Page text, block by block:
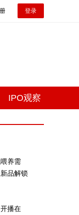
登录
IPO观察
养需
品解锁
开播在